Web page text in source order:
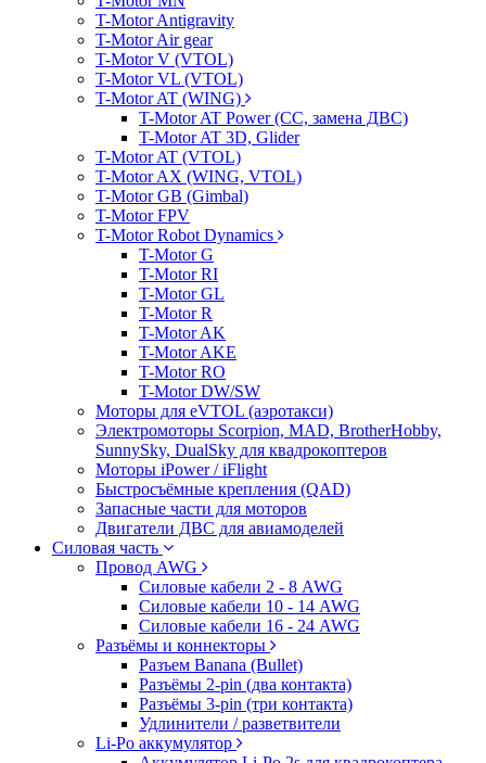
T-Motor Antigravity
T-Motor Air gear
T-Motor V (VTOL)
T-Motor VL (VTOL)
T-Motor AT (WING)
T-Motor AT Power (CC, замена ДВС)
T-Motor AT 3D, Glider
T-Motor AT (VTOL)
T-Motor AX (WING, VTOL)
T-Motor GB (Gimbal)
T-Motor FPV
T-Motor Robot Dynamics
T-Motor G
T-Motor RI
T-Motor GL
T-Motor R
T-Motor AK
T-Motor AKE
T-Motor RO
T-Motor DW/SW
Моторы для eVTOL (аэротакси)
Электромоторы Scorpion, MAD, BrotherHobby,
SunnySky, DualSky для квадрокоптеров
Моторы iPower / iFlight
Быстросъёмные крепления (QAD)
Запасные части для моторов
Двигатели ДВС для авиамоделей
Силовая часть
Провод AWG
Силовые кабели 2 - 8 AWG
Силовые кабели 10 - 14 AWG
Силовые кабели 16 - 24 AWG
Разъёмы и коннекторы
Разъем Banana (Bullet)
Разъёмы 2-pin (два контакта)
Разъёмы 3-pin (три контакта)
Удлинители / разветвители
Li-Po аккумулятор